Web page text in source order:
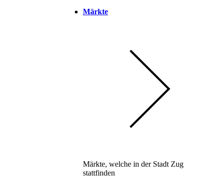
Märkte
Märkte, welche in der Stadt Zug
stattfinden